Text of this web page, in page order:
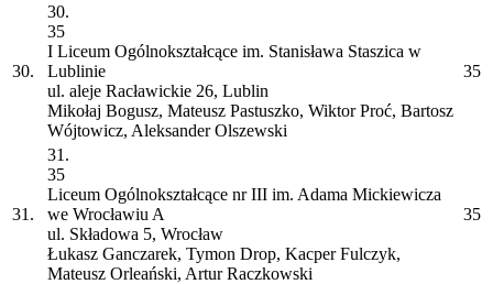
30.
30.
35
I Liceum Ogólnokształcące im. Stanisława Staszica w
Lublinie
ul. aleje Racławickie 26, Lublin
Mikołaj Bogusz, Mateusz Pastuszko, Wiktor Proć, Bartosz
Wójtowicz, Aleksander Olszewski
35
31.
31.
35
Liceum Ogólnokształcące nr III im. Adama Mickiewicza
we Wrocławiu A
ul. Składowa 5, Wrocław
Łukasz Ganczarek, Tymon Drop, Kacper Fulczyk,
Mateusz Orleański, Artur Raczkowski
35